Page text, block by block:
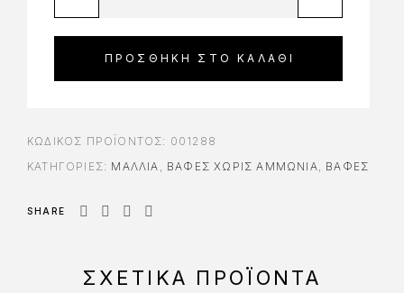
ΠΡΟΣΘΉΚΗ ΣΤΟ ΚΑΛΆΘΙ
ΚΩΔΙΚΌΣ ΠΡΟΪΌΝΤΟΣ: 001288
ΚΑΤΗΓΟΡΊΕΣ: ΜΑΛΛΙΑ ΒΑΦΈΣ ΧΩΡΊΣ ΑΜΜΩΝΊΑ ΒΑΦΈΣ
SHARE
ΣΧΕΤΙΚΆ ΠΡΟΪΌΝΤΑ